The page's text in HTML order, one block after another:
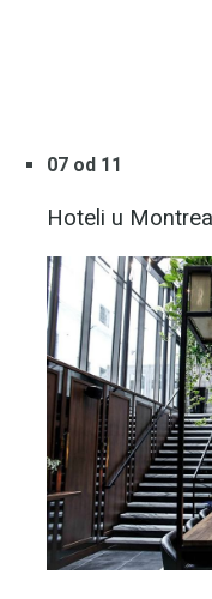
07 od 11
Hoteli u